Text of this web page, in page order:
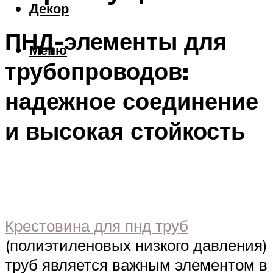
Декор
Меню
ПНД-элементы для
трубопроводов:
надежное соединение
и высокая стойкость
Крестовина для пнд труб
(полиэтиленовых низкого давления)
труб является важным элементом в